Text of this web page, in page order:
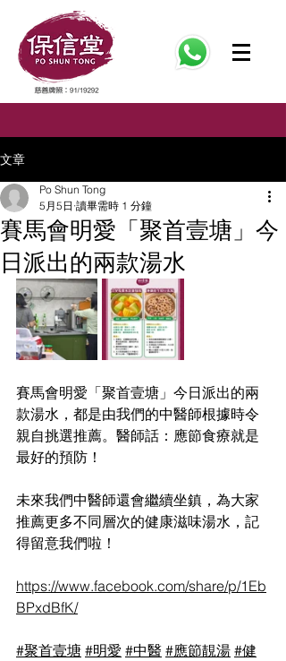
文章
賽馬會明愛「聚首壹塘」今
日派出的兩款湯水
Po Shun Tong
5月5日 讀畢需時 1 分鐘
賽馬會明愛「聚首壹塘」今日派出的兩
款湯水，都是由我們的中醫師根據時令
親自挑選推薦。​醫師話：應節食療就是
最好的預防！
​未來我們中醫師還會繼續坐鎮，為大家
推薦更多不同層次的健康滋味湯水，記
得留意我們啦！
https://www.facebook.com/share/p/1Eb
BPxdBfK/
#聚首壹塘 #明愛 #中醫 #應節靚湯 #健